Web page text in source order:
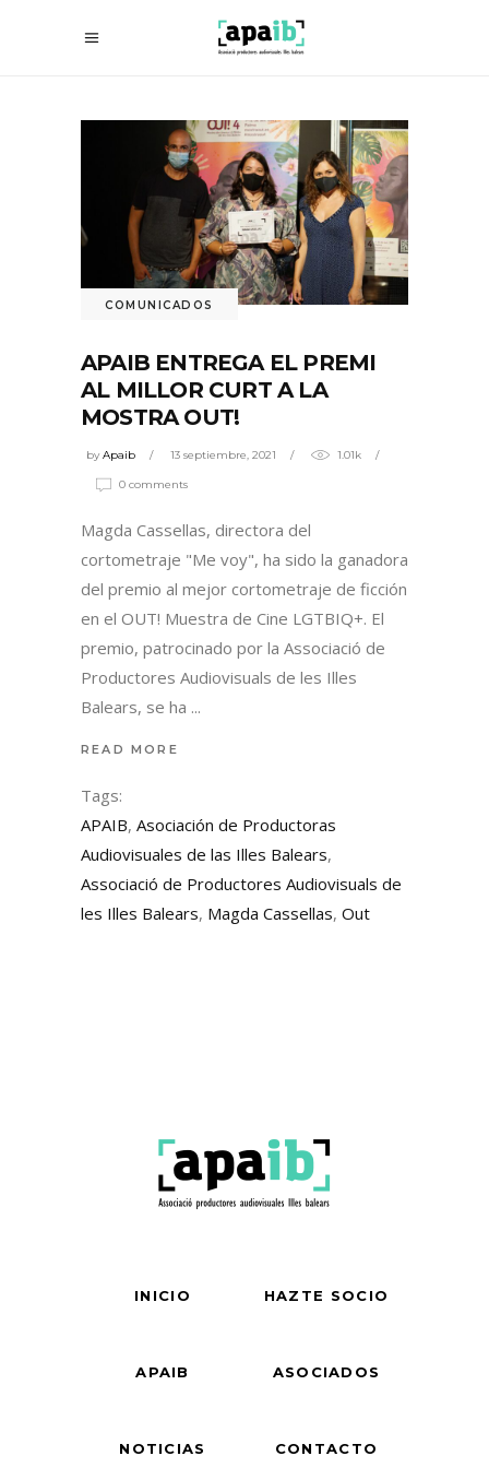
COMUNICADOS
APAIB ENTREGA EL PREMI
AL MILLOR CURT A LA
MOSTRA OUT!
byApaib 13 septiembre, 2021 1.01k
0 comments
Magda Cassellas, directora del
cortometraje "Me voy", ha sido la ganadora
del premio al mejor cortometraje de ficción
en el OUT! Muestra de Cine LGTBIQ+. El
premio, patrocinado por la Associació de
Productores Audiovisuals de les Illes
Balears, se ha
READ MORE
Tags:
APAIB, Asociación de Productoras
Audiovisuales de las Illes Balears,
Associació de Productores Audiovisuals de
les Illes Balears, Magda Cassellas, Out
INICIO HAZTE SOCIO
APAIB ASOCIADOS
NOTICIAS CONTACTO